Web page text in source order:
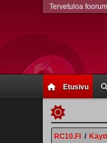
Etusivu
Tervetuloa
RC10.FI /